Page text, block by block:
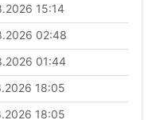
15:14
02:48
01:44
18:05
18:05